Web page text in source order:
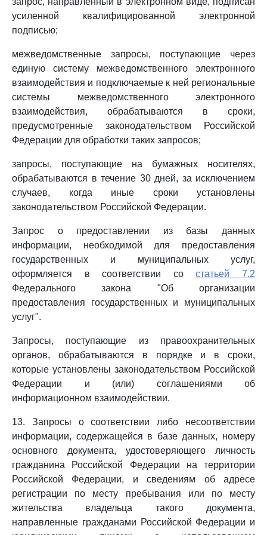
усиленной квалифицированной электронной
подписью;
межведомственные запросы, поступающие через
единую систему межведомственного электронного
взаимодействия и подключаемые к ней региональные
системы межведомственного электронного
взаимодействия, обрабатываются в сроки,
предусмотренные законодательством Российской
Федерации для обработки таких запросов;
запросы, поступающие на бумажных носителях,
обрабатываются в течение 30 дней, за исключением
случаев, когда иные сроки установлены
законодательством Российской Федерации.
Запрос о предоставлении из базы данных
информации, необходимой для предоставления
государственных и муниципальных услуг,
оформляется в соответствии состатьей 7.2
Федерального закона "Об организации
предоставления государственных и муниципальных
услуг".
Запросы, поступающие из правоохранительных
органов, обрабатываются в порядке и в сроки,
которые установлены законодательством Российской
Федерации и (или) соглашениями об
информационном взаимодействии.
13. Запросы о соответствии либо несоответствии
информации, содержащейся в базе данных, номеру
основного документа, удостоверяющего личность
гражданина Российской Федерации на территории
Российской Федерации, и сведениям об адресе
регистрации по месту пребывания или по месту
жительства владельца такого документа,
направленные гражданами Российской Федерации и